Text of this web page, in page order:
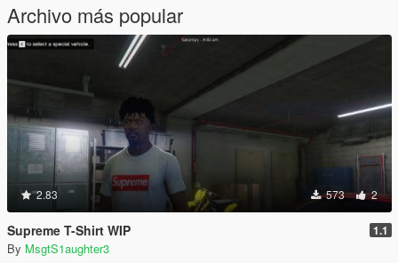
Archivo más popular
2.83 573 2
Supreme T-Shirt WIP 1.1
By MsgtS1aughter3